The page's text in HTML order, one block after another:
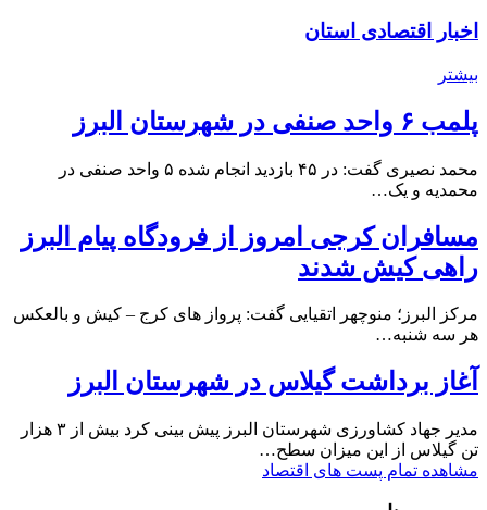
اخبار اقتصادی استان
بیشتر
پلمب ۶ واحد صنفی در شهرستان البرز
محمد نصیری گفت: در ۴۵ بازدید انجام شده ۵ واحد صنفی در
محمدیه و یک…
مسافران کرجی امروز از فرودگاه پیام البرز
راهی کیش شدند
مرکز البرز؛ منوچهر اتقیایی گفت: پرواز های کرج – کیش و بالعکس
هر سه شنبه…
آغاز برداشت گیلاس در شهرستان البرز
مدیر جهاد کشاورزی شهرستان البرز پیش بینی کرد بیش از ۳ هزار
تن گیلاس از این میزان سطح…
مشاهده تمام پست های اقتصاد